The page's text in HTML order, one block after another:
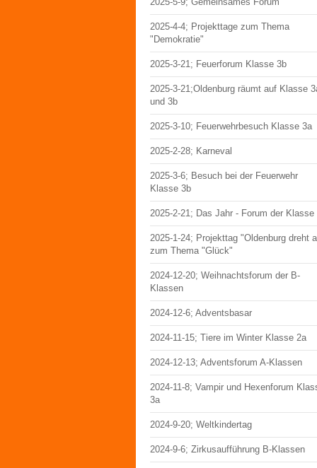
2025-4-4; Projekttage zum Thema
"Demokratie"
2025-3-21; Feuerforum Klasse 3b
2025-3-21;Oldenburg räumt auf Klasse
und 3b
2025-3-10; Feuerwehrbesuch Klasse 3a
2025-2-28; Karneval
2025-3-6; Besuch bei der Feuerwehr
Klasse 3b
2025-2-21; Das Jahr - Forum der Klasse
2025-1-24; Projekttag "Oldenburg dreht
zum Thema "Glück"
2024-12-20; Weihnachtsforum der B-
Klassen
2024-12-6; Adventsbasar
2024-11-15; Tiere im Winter Klasse 2a
2024-12-13; Adventsforum A-Klassen
2024-11-8; Vampir und Hexenforum
3a
2024-9-20; Weltkindertag
2024-9-6; Zirkusaufführung B-Klassen